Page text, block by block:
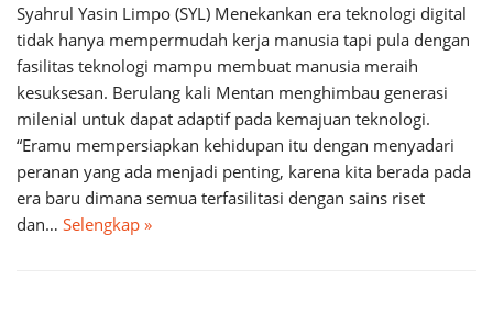
Syahrul Yasin Limpo (SYL) Menekankan era teknologi digital
tidak hanya mempermudah kerja manusia tapi pula dengan
fasilitas teknologi mampu membuat manusia meraih
kesuksesan. Berulang kali Mentan menghimbau generasi
milenial untuk dapat adaptif pada kemajuan teknologi.
“Eramu mempersiapkan kehidupan itu dengan menyadari
peranan yang ada menjadi penting, karena kita berada pada
era baru dimana semua terfasilitasi dengan sains riset
dan… Selengkap »